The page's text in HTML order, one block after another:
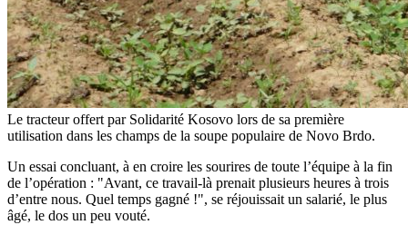
Le tracteur offert par Solidarité Kosovo lors de sa première
utilisation dans les champs de la soupe populaire de Novo Brdo.
Un essai concluant, à en croire les sourires de toute l’équipe à la fin
de l’opération : "Avant, ce travail-là prenait plusieurs heures à trois
d’entre nous. Quel temps gagné !", se réjouissait un salarié, le plus
âgé, le dos un peu vouté.